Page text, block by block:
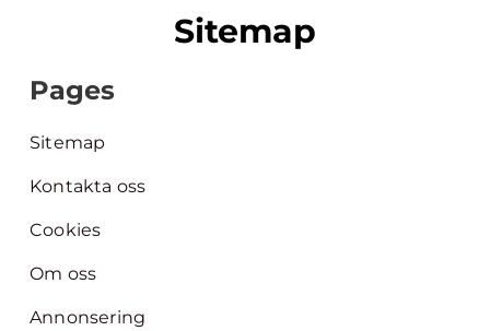
Sitemap
Pages
Sitemap
Kontakta oss
Cookies
Om oss
Annonsering